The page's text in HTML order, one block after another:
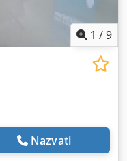
1 /9
Nazvati